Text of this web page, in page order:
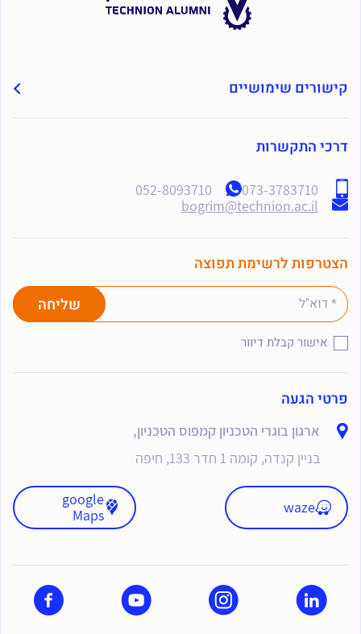
קישורים שימושיים
פרטי הגעה
ארגון בוגרי הטכניון קמפוס הטכניון,
בניין קנדה, קומה 1 חדר 133, חיפה
waze
google
Maps
דרכי התקשרות
073-3783710
052-8093710
bogrim@technion.ac.il
הצטרפות לרשימת תפוצה
אישור קבלת דיוור